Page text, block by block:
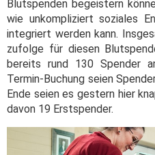
Blutspenden begeistern
wie unkompliziert soziales
integriert werden kann.
zufolge für diesen
bereits rund 130 Spender
Termin-Buchung seien
Ende seien es gestern hier
davon 19 Erstspender.